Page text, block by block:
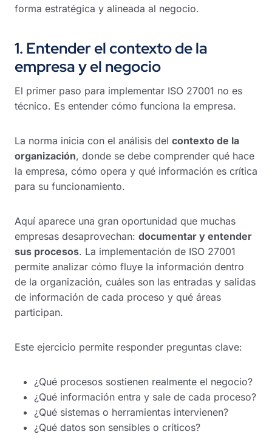
forma estratégica y alineada al negocio.
1. Entender el contexto de la
empresa y el negocio
El primer paso para implementar ISO 27001 no es
técnico. Es entender cómo funciona la empresa.
La norma inicia con el análisis del contexto de la
organización, donde se debe comprender qué hace
la empresa, cómo opera y qué información es crítica
para su funcionamiento.
Aquí aparece una gran oportunidad que muchas
empresas desaprovechan: documentar y entender
sus procesos. La implementación de ISO 27001
permite analizar cómo fluye la información dentro
de la organización, cuáles son las entradas y salidas
de información de cada proceso y qué áreas
participan.
Este ejercicio permite responder preguntas clave:
¿Qué procesos sostienen realmente el negocio?
¿Qué información entra y sale de cada proceso?
¿Qué sistemas o herramientas intervienen?
¿Qué datos son sensibles o críticos?